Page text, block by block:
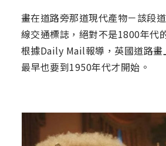
畫在道路旁那道現代產物－該段
線交通標誌，絕對不是1800年代
根據Daily Mail報導，英國道路畫
最早也要到1950年代才開始。